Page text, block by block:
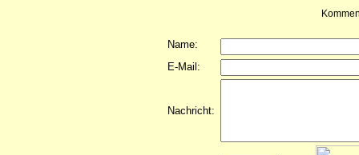
Name:
E-Mail:
Nachricht: